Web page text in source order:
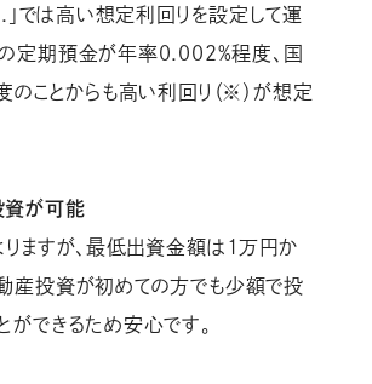
」では高い想定利回りを設定して運
定期預金が年率0.002%程度、国
ことからも高い利回り（※）が想定
資が可能
りますが、最低出資金額は1万円か
産投資が初めての方でも少額で投
ができるため安心です。